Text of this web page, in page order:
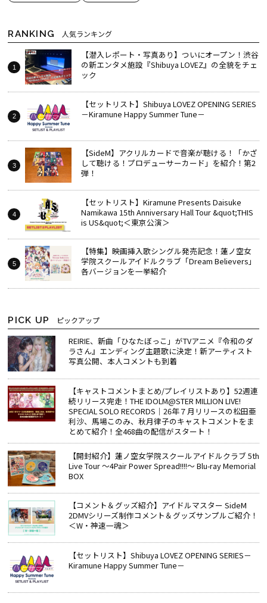
RANKING 人気ランキング
【潜入レポート・写真あり】ついにオープン！渋谷
の新エンタメ施設『Shibuya LOVEZ』の全貌をチェ
ック
【セットリスト】Shibuya LOVEZ OPENING SERIES
－Kiramune Happy Summer Tune－
【SideM】アクリルカードで音楽が聴ける！「かざ
して聴ける！プロデューサーカード」を紹介！第2
弾！
【セットリスト】Kiramune Presents Daisuke
Namikawa 15th Anniversary Hall Tour &quot;THIS
is US&quot;＜東京公演＞
【特集】映画挿入歌シングル発売記念！蓮ノ空女
学院スクールアイドルクラブ「Dream Believers」
各バージョンを一挙紹介
PICK UP ピックアップ
REIRIE、新曲「ひなたぼっこ」がTVアニメ『令和のダ
ラさん』エンディング主題歌に決定！新アーティスト
写真公開、本人コメントも到着
【キャストコメントまとめ/プレイリストあり】52週連
続リリース完走！THE IDOLM@STER MILLION LIVE!
SPECIAL SOLO RECORDS│26年７月リリースの松田亜
利沙、馬場このみ、秋月律子のキャストコメントをま
とめて紹介！全468曲の配信がスタート！
【開封紹介】蓮ノ空女学院スクールアイドルクラブ 5th
Live Tour ～4Pair Power Spread!!!!～ Blu-ray Memorial
BOX
【コメント＆グッズ紹介】アイドルマスター SideM
2DMVシリーズ制作コメント＆グッズサンプルご紹介！
＜W・神速一魂＞
【セットリスト】Shibuya LOVEZ OPENING SERIES－
Kiramune Happy Summer Tune－